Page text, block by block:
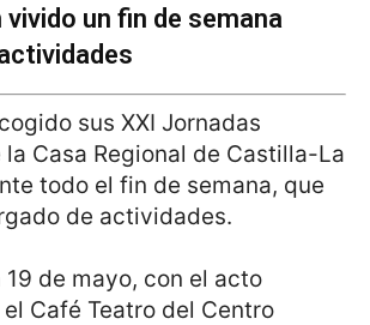
vivido un fin de semana
sus XXI Jornadas
Casa Regional de Castilla-La
todo el fin de semana, que
de actividades.
19 de mayo, con el acto
Café Teatro del Centro